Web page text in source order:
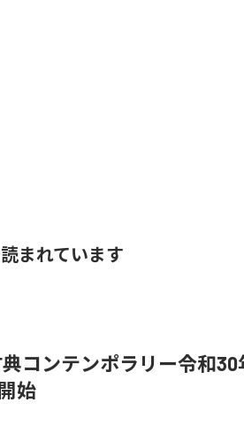
まれています
コンテンポラリー令和30
始